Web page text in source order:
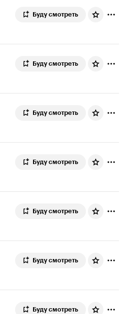
Буду смотреть
Буду смотреть
Буду смотреть
Буду смотреть
Буду смотреть
Буду смотреть
Буду смотреть